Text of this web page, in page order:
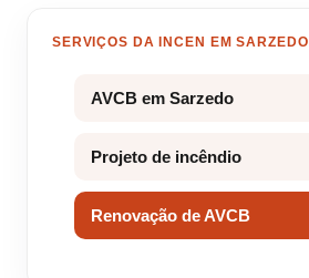
SERVIÇOS DA INCEN EM SARZEDO
AVCB em Sarzedo
Projeto de incêndio
Renovação de AVCB